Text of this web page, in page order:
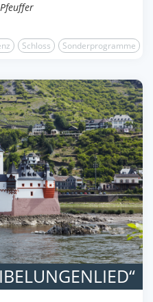
Schloss Sonderprogramme